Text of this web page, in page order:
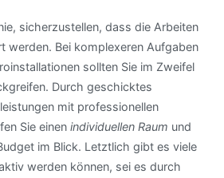
sicherzustellen, dass die Arbeiten
werden. Bei komplexeren Aufgaben
sollten Sie im Zweifel
Durch geschicktes
mit professionellen
Sie einen individuellen Raum und
im Blick. Letztlich gibt es viele
werden können, sei es durch